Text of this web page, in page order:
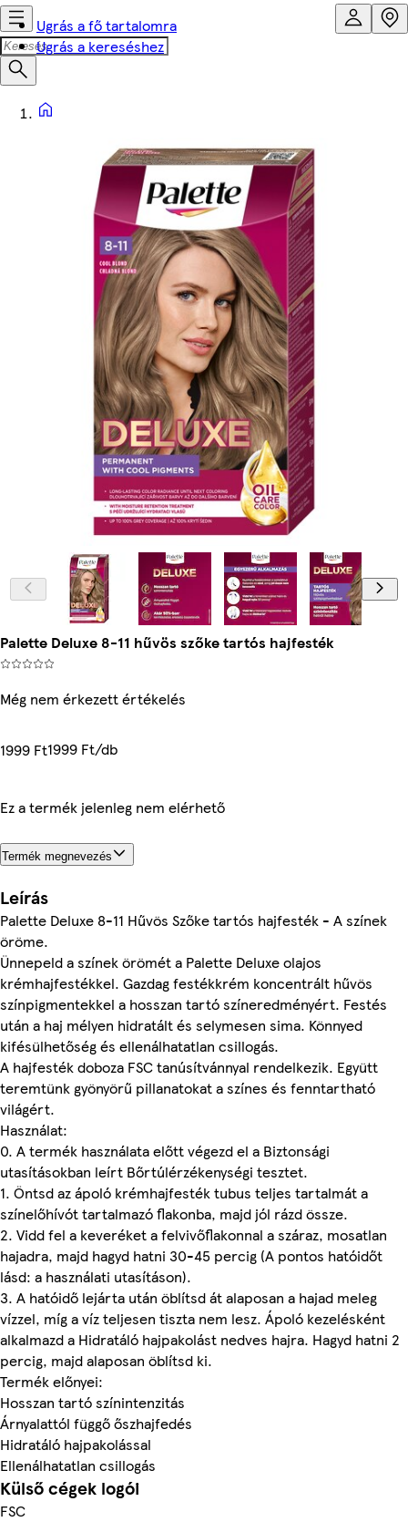
Ugrás a fő tartalomra
Ugrás a kereséshez
Palette Deluxe 8-11 hűvös szőke tartós hajfesték
Még nem érkezett értékelés
1999 Ft1999 Ft/db
Ez a termék jelenleg nem elérhető
Termék megnevezés
Leírás
Palette Deluxe 8-11 Hűvös Szőke tartós hajfesték - A színek
öröme.
Ünnepeld a színek örömét a Palette Deluxe olajos
krémhajfestékkel. Gazdag festékkrém koncentrált hűvös
színpigmentekkel a hosszan tartó színeredményért. Festés
után a haj mélyen hidratált és selymesen sima. Könnyed
kifésülhetőség és ellenálhatatlan csillogás.
A hajfesték doboza FSC tanúsítvánnyal rendelkezik. Együtt
teremtünk gyönyörű pillanatokat a színes és fenntartható
világért.
Használat:
0. A termék használata előtt végezd el a Biztonsági
utasításokban leírt Bőrtúlérzékenységi tesztet.
1. Öntsd az ápoló krémhajfesték tubus teljes tartalmát a
színelőhívót tartalmazó flakonba, majd jól rázd össze.
2. Vidd fel a keveréket a felvivőflakonnal a száraz, mosatlan
hajadra, majd hagyd hatni 30-45 percig (A pontos hatóidőt
lásd: a használati utasításon).
3. A hatóidő lejárta után öblítsd át alaposan a hajad meleg
vízzel, míg a víz teljesen tiszta nem lesz. Ápoló kezelésként
alkalmazd a Hidratáló hajpakolást nedves hajra. Hagyd hatni 2
percig, majd alaposan öblítsd ki.
Termék előnyei:
Hosszan tartó színintenzitás
Árnyalattól függő őszhajfedés
Hidratáló hajpakolással
Ellenálhatatlan csillogás
Külső cégek logói
FSC